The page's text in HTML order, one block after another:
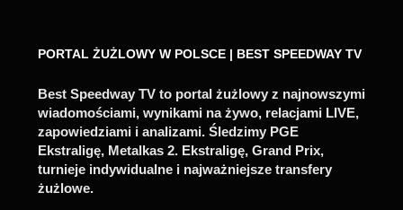
PORTAL ŻUŻLOWY W POLSCE | BEST SPEEDWAY TV
Best Speedway TV to portal żużlowy z najnowszymi
wiadomościami, wynikami na żywo, relacjami LIVE,
zapowiedziami i analizami. Śledzimy PGE
Ekstraligę, Metalkas 2. Ekstraligę, Grand Prix,
turnieje indywidualne i najważniejsze transfery
żużlowe.